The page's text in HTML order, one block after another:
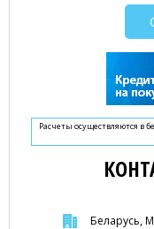
Расчеты осуществляются в
Беларусь,